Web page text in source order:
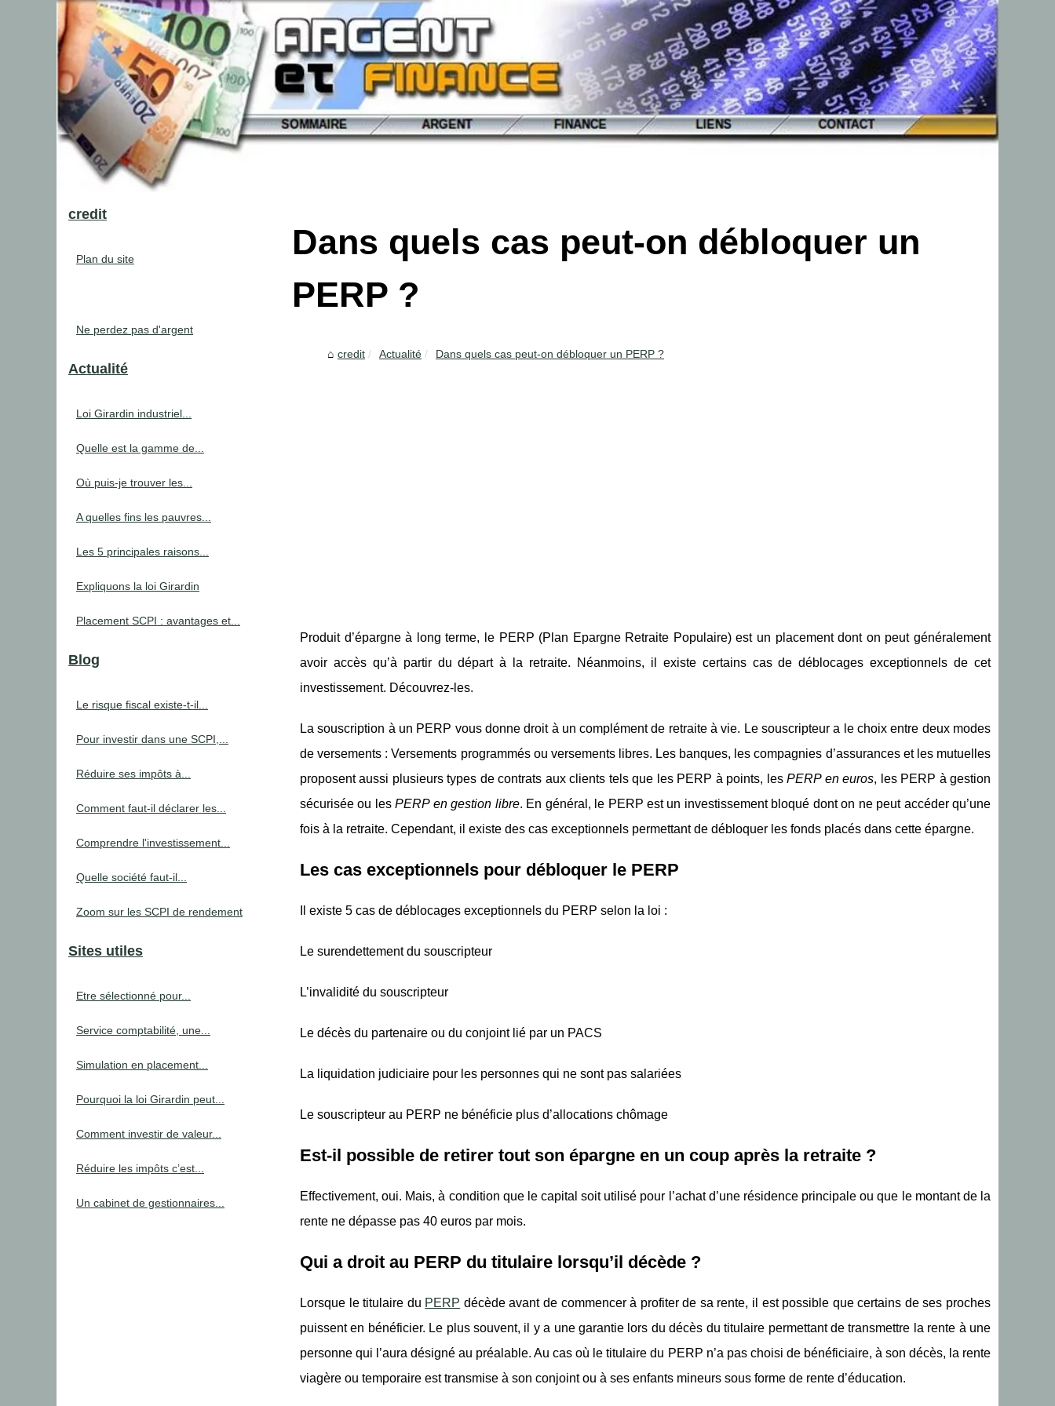
Dans quels cas peut-on débloquer un
PERP ?
credit Actualité Dans quels cas peut-on débloquer un PERP ?
Produit d’épargne à long terme, le PERP (Plan Epargne Retraite Populaire) est un placement dont on peut généralement
avoir accès qu’à partir du départ à la retraite. Néanmoins, il existe certains cas de déblocages exceptionnels de cet
investissement. Découvrez-les.
La souscription à un PERP vous donne droit à un complément de retraite à vie. Le souscripteur a le choix entre deux modes
de versements : Versements programmés ou versements libres. Les banques, les compagnies d’assurances et les mutuelles
proposent aussi plusieurs types de contrats aux clients tels que les PERP à points, lesPERP en euros, les PERP à gestion
sécurisée ou lesPERP en gestion libre. En général, le PERP est un investissement bloqué dont on ne peut accéder qu’une
fois à la retraite. Cependant, il existe des cas exceptionnels permettant de débloquer les fonds placés dans cette épargne.
Les cas exceptionnels pour débloquer le PERP
Il existe 5 cas de déblocages exceptionnels du PERP selon la loi :
Le surendettement du souscripteur
L’invalidité du souscripteur
Le décès du partenaire ou du conjoint lié par un PACS
La liquidation judiciaire pour les personnes qui ne sont pas salariées
Le souscripteur au PERP ne bénéficie plus d’allocations chômage
Est-il possible de retirer tout son épargne en un coup après la retraite ?
Effectivement, oui. Mais, à condition que le capital soit utilisé pour l’achat d’une résidence principale ou que le montant de la
rente ne dépasse pas 40 euros par mois.
Qui a droit au PERP du titulaire lorsqu’il décède ?
Lorsque le titulaire du PERP décède avant de commencer à profiter de sa rente, il est possible que certains de ses proches
puissent en bénéficier. Le plus souvent, il y a une garantie lors du décès du titulaire permettant de transmettre la rente à une
personne qui l’aura désigné au préalable. Au cas où le titulaire du PERP n’a pas choisi de bénéficiaire, à son décès, la rente
viagère ou temporaire est transmise à son conjoint ou à ses enfants mineurs sous forme de rente d’éducation.
credit
Plan du site
Ne perdez pas d'argent
Actualité
Loi Girardin industriel...
Quelle est la gamme de...
Où puis-je trouver les...
A quelles fins les pauvres...
Les 5 principales raisons...
Expliquons la loi Girardin
Placement SCPI : avantages et...
Blog
Le risque fiscal existe-t-il...
Pour investir dans une SCPI,...
Réduire ses impôts à...
Comment faut-il déclarer les...
Comprendre l'investissement...
Quelle société faut-il...
Zoom sur les SCPI de rendement
Sites utiles
Etre sélectionné pour...
Service comptabilité, une...
Simulation en placement...
Pourquoi la loi Girardin peut...
Comment investir de valeur...
Réduire les impôts c’est...
Un cabinet de gestionnaires...